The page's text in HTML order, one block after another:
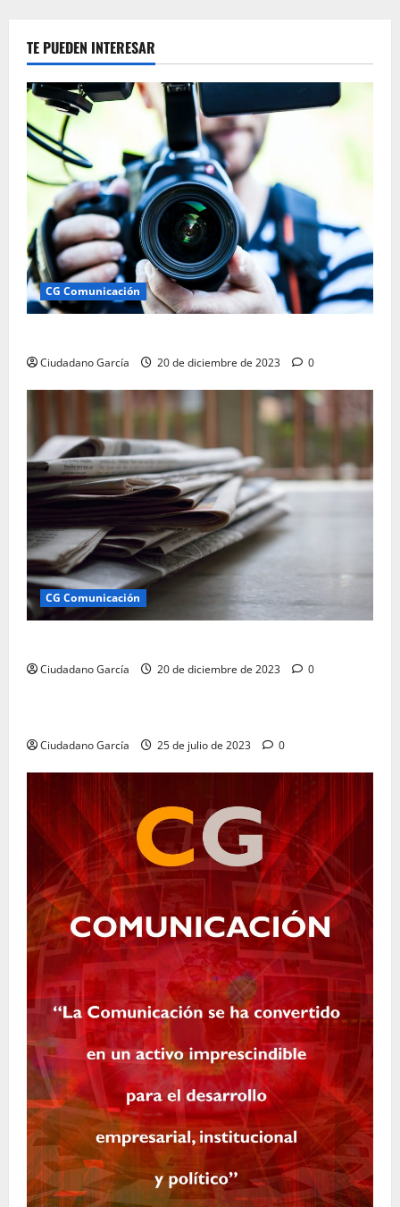
TE PUEDEN INTERESAR
CG Comunicación
Ciudadano García 20 de diciembre de 2023 0
CG Comunicación
Ciudadano García 20 de diciembre de 2023 0
CG Comunicación
Ciudadano García 25 de julio de 2023 0